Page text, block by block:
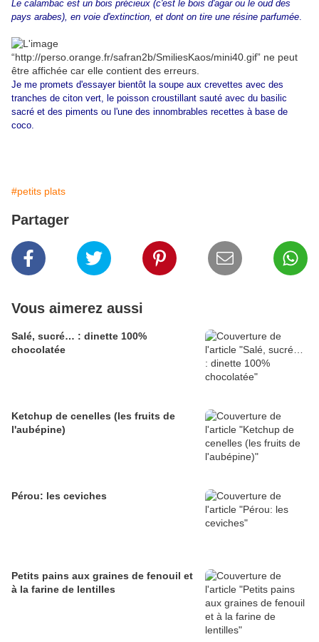
Le calambac est un bois précieux (c'est le bois d'agar ou le oud des
pays arabes), en voie d'extinction, et dont on tire une résine parfumée.
Je me promets d'essayer bientôt la soupe aux crevettes avec des
tranches de citon vert, le poisson croustillant sauté avec du basilic
sacré et des piments ou l'une des innombrables recettes à base de
coco.
#petits plats
Partager
Vous aimerez aussi
Salé, sucré… : dinette 100%
chocolatée
Ketchup de cenelles (les fruits de
l'aubépine)
Pérou: les ceviches
Petits pains aux graines de fenouil et
à la farine de lentilles